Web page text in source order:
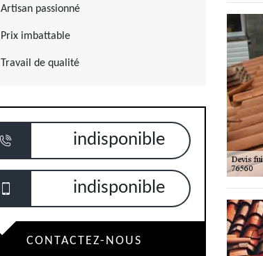
Artisan passionné
Prix imbattable
Travail de qualité
indisponible
indisponible
CONTACTEZ-NOUS